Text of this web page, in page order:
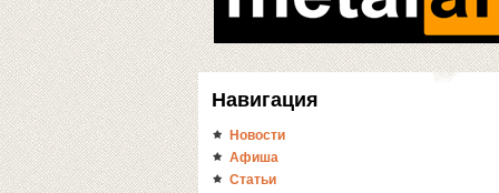
Навигация
Новости
Афиша
Статьи